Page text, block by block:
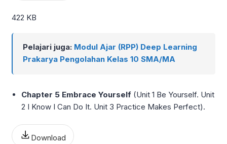
422 KB
Pelajari juga: Modul Ajar (RPP) Deep Learning
Prakarya Pengolahan Kelas 10 SMA/MA
Chapter 5 Embrace Yourself (Unit 1 Be Yourself. Unit
2 I Know I Can Do It. Unit 3 Practice Makes Perfect).
Download